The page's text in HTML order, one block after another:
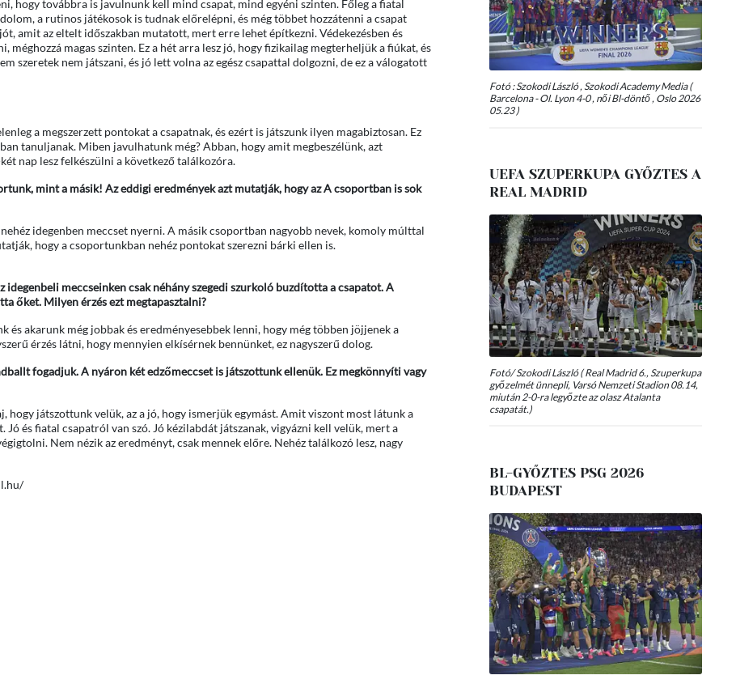
hogy továbbra is javulnunk kell mind csapat, mind egyéni szinten. Főleg a fiatal
a rutinos játékosok is tudnak előrelépni, és még többet hozzátenni a csapat
amit az eltelt időszakban mutatott, mert erre lehet építkezni. Védekezésben és
magas szinten. Ez a hét arra lesz jó, hogy fizikailag megterheljük a fiúkat, és
szeretek nem játszani, és jó lett volna az egész csapattal dolgozni, de ez a válogatott
a megszerzett pontokat a csapatnak, és ezért is játszunk ilyen magabiztosan. Ez
tanuljanak. Miben javulhatunk még? Abban, hogy amit megbeszélünk, azt
nap lesz felkészülni a következő találkozóra.
mint a másik! Az eddigi eredmények azt mutatják, hogy az A csoportban is sok
idegenben meccset nyerni. A másik csoportban nagyobb nevek, komoly múlttal
hogy a csoportunkban nehéz pontokat szerezni bárki ellen is.
meccseinken csak néhány szegedi szurkoló buzdította a csapatot. A
őket. Milyen érzés ezt megtapasztalni?
és akarunk még jobbak és eredményesebbek lenni, hogy még többen jöjjenek a
érzés látni, hogy mennyien elkísérnek bennünket, ez nagyszerű dolog.
fogadjuk. A nyáron két edzőmeccset is játszottunk ellenük. Ez megkönnyíti vagy
játszottunk velük, az a jó, hogy ismerjük egymást. Amit viszont most látunk a
és fiatal csapatról van szó. Jó kézilabdát játszanak, vigyázni kell velük, mert a
Nem nézik az eredményt, csak mennek előre. Nehéz találkozó lesz, nagy
Fotó : Szokodi László , Szokodi Academy Media (
Barcelona - Ol. Lyon 4-0 , női Bl-döntő , Oslo 2026
05.23 )
UEFA SZUPERKUPA GYŐZTES A
REAL MADRID
Fotó/ Szokodi László ( Real Madrid 6., Szuperkupa
győzelmét ünnepli, Varsó Nemzeti Stadion 08.14,
miután 2-0-ra legyőzte az olasz Atalanta
csapatát.)
BL-GYŐZTES PSG 2026
BUDAPEST